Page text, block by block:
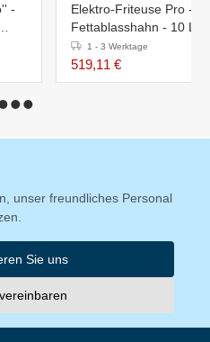
-
Elektro-Friteuse Pro -
Fettablasshahn - 10
8,1kW-400V -
390x450x(h)375mm
1 - 3 Werktage
519,11 €
unser freundliches Personal
Sie uns